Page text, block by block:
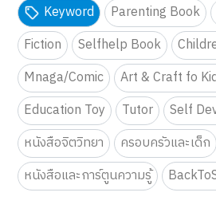
Keyword Parenting Book
Fiction
Selfhelp Book
Mnaga/Comic
Art & Craft fo
Education Toy
Tutor
Self
หนังสือจิตวิทยา
ครอบครัวและเด็ก
หนังสือและการ์ตูนความรู้